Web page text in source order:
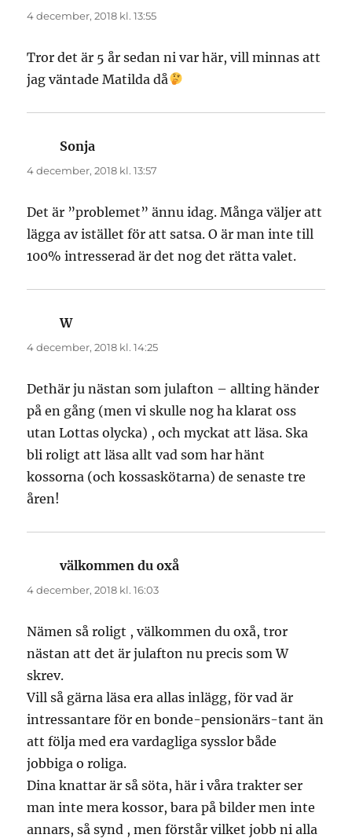
4 december, 2018 kl. 13:55
Tror det är 5 år sedan ni var här, vill minnas att
jag väntade Matilda då
Sonja
4 december, 2018 kl. 13:57
Det är ”problemet” ännu idag. Många väljer att
lägga av istället för att satsa. O är man inte till
100% intresserad är det nog det rätta valet.
Wskriver:
4 december, 2018 kl. 14:25
Dethär ju nästan som julafton – allting händer
på en gång (men vi skulle nog ha klarat oss
utan Lottas olycka) , och myckat att läsa. Ska
bli roligt att läsa allt vad som har hänt
kossorna (och kossaskötarna) de senaste tre
åren!
välkommen du oxå
4 december, 2018 kl. 16:03
Nämen så roligt , välkommen du oxå, tror
nästan att det är julafton nu precis som W
skrev.
Vill så gärna läsa era allas inlägg, för vad är
intressantare för en bonde-pensionärs-tant än
att följa med era vardagliga sysslor både
jobbiga o roliga.
Dina knattar är så söta, här i våra trakter ser
man inte mera kossor, bara på bilder men inte
annars, så synd , men förstår vilket jobb ni alla